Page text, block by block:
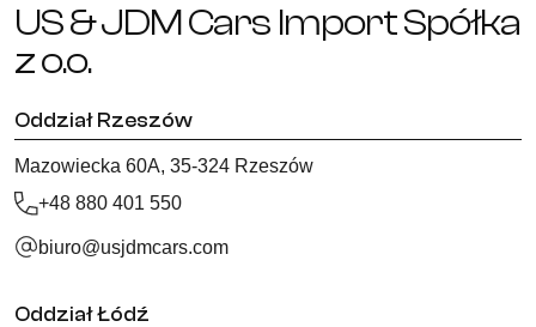
US & JDM Cars Import Spółka
z o.o.
Oddział Rzeszów
Mazowiecka 60A, 35-324 Rzeszów
+48 880 401 550
biuro@usjdmcars.com
Oddział Łódź